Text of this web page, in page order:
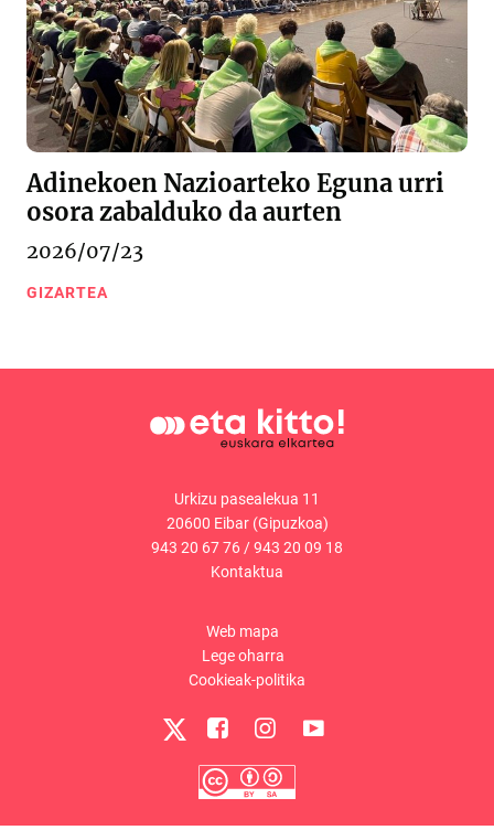
Adinekoen Nazioarteko Eguna urri
osora zabalduko da aurten
2026/07/23
GIZARTEA
Urkizu pasealekua 11
20600 Eibar (Gipuzkoa)
943 20 67 76 /943 20 09 18
Kontaktua
Web mapa
Lege oharra
Cookieak-politika